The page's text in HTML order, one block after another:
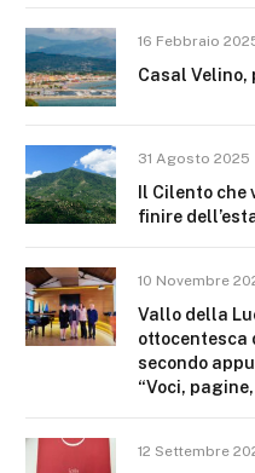
16 Febbraio
Casal
31 Agosto 2025
Il Cilento
finire
10 Novembre
Vallo della
ottocentesca
secondo
“Voci,
12 Settembre